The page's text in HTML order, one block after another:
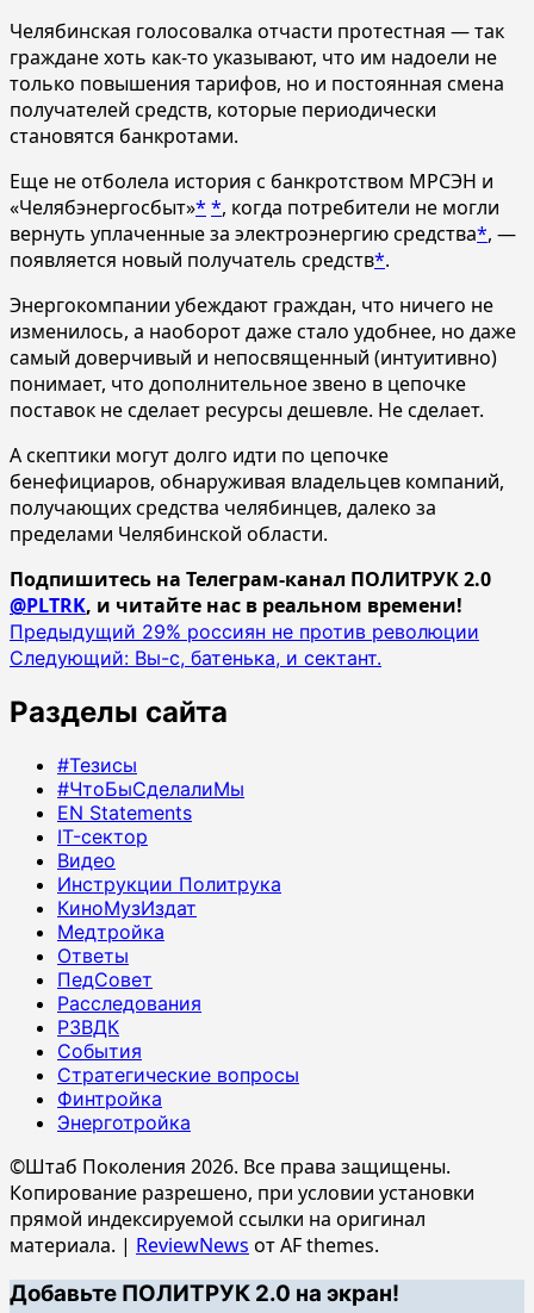
Челябинская голосовалка отчасти протестная — так
граждане хоть как-то указывают, что им надоели не
только повышения тарифов, но и постоянная смена
получателей средств, которые периодически
становятся банкротами.
Еще не отболела история с банкротством МРСЭН и
«Челябэнергосбыт»* *, когда потребители не могли
вернуть уплаченные за электроэнергию средства*, —
появляется новый получатель средств*.
Энергокомпании убеждают граждан, что ничего не
изменилось, а наоборот даже стало удобнее, но даже
самый доверчивый и непосвященный (интуитивно)
понимает, что дополнительное звено в цепочке
поставок не сделает ресурсы дешевле. Не сделает.
А скептики могут долго идти по цепочке
бенефициаров, обнаруживая владельцев компаний,
получающих средства челябинцев, далеко за
пределами Челябинской области.
Подпишитесь на Телеграм-канал ПОЛИТРУК 2.0
@PLTRK, и читайте нас в реальном времени!
Навигация
записи
Предыдущий 29% россиян не против революции
Следующий: Вы-с, батенька, и сектант.
Разделы сайта
#Тезисы
#ЧтоБыСделалиМы
EN Statements
IT-сектор
Видео
Инструкции Политрука
КиноМузИздат
Медтройка
Ответы
ПедСовет
Расследования
РЗВДК
События
Стратегические вопросы
Финтройка
Энерготройка
©Штаб Поколения 2026. Все права защищены.
Копирование разрешено, при условии установки
прямой индексируемой ссылки на оригинал
материала. | ReviewNews от AF themes.
Добавьте ПОЛИТРУК 2.0 на экран!